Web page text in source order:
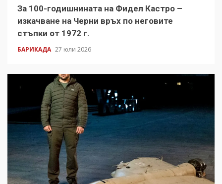
За 100-годишнината на Фидел Кастро –
изкачване на Черни връх по неговите
стъпки от 1972 г.
БАРИКАДА 27 юли 2026